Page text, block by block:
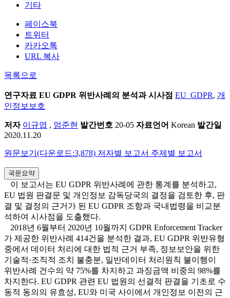
기타
페이스북
트위터
카카오톡
URL 복사
목록으로
연구자료 EU GDPR 위반사례의 분석과 시사점 EU_GDPR, 개
인정보보호
저자 이규엽 , 엄준현 발간번호 20-05 자료언어 Korean 발간일
2020.11.20
원문보기(다운로드:3,878) 저자별 보고서 주제별 보고서
국문요약
이 보고서는 EU GDPR 위반사례에 관한 통계를 분석하고,
EU 법원 판결문 및 개인정보 감독당국의 결정을 검토한 후, 판
결 및 결정의 근거가 된 EU GDPR 조항과 국내법령을 비교분
석하여 시사점을 도출했다.
2018년 6월부터 2020년 10월까지 GDPR Enforcement Tracker
가 제공한 위반사례 414건을 분석한 결과, EU GDPR 위반유형
중에서 데이터 처리에 대한 법적 근거 부족, 정보보안을 위한
기술적·조직적 조치 불충분, 일반데이터 처리원칙 불이행이
위반사례 건수의 약 75%를 차지하고 과징금액 비중의 98%를
차지한다. EU GDPR 관련 EU 법원의 선결적 판결을 기초로 수
동적 동의의 유효성, EU와 미국 사이에서 개인정보 이전의 근